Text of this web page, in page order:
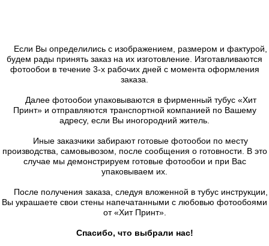
Если Вы определились с изображением, размером и фактурой,
будем рады принять заказ на их изготовление. Изготавливаются
фотообои в течение 3-х рабочих дней с момента оформления
заказа.
Далее фотообои упаковываются в фирменный тубус «Хит
Принт» и отправляются транспортной компанией по Вашему
адресу, если Вы иногородний житель.
Иные заказчики забирают готовые фотообои по месту
производства, самовывозом, после сообщения о готовности. В это
случае мы демонстрируем готовые фотообои и при Вас
упаковываем их.
После получения заказа, следуя вложенной в тубус инструкции,
Вы украшаете свои стены напечатанными с любовью фотообоями
от «Хит Принт».
Спасибо, что выбрали нас!